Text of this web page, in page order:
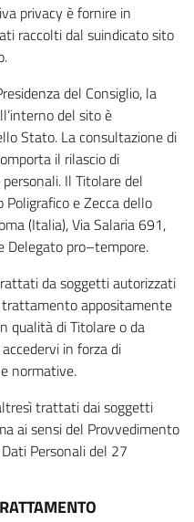
privacy è fornire in
raccolti dal suindicato sito
del Consiglio, la
del sito è
Stato. La consultazione di
il rilascio di
Il Titolare del
e Zecca dello
(Italia), Via Salaria 691,
Delegato pro–tempore.
da soggetti autorizzati
trattamento appositamente
qualità di Titolare o da
in forza di
normative.
trattati dai soggetti
ai sensi del Provvedimento
Personali del 27